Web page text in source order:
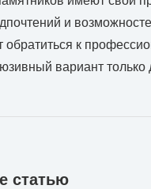
и
обратиться к
вариант только
статью